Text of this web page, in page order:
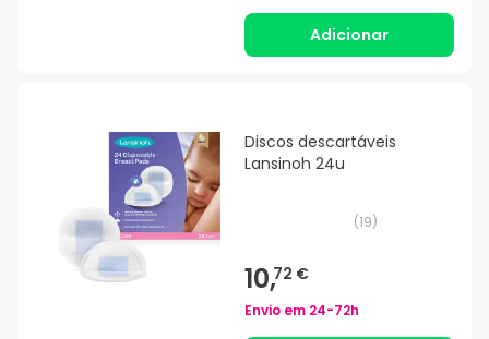
Adicionar
Discos descartáveis
Lansinoh 24u
(19)
10,72 €
Envio em 24-72h